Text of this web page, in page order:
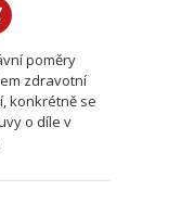
poměry
zdravotní
konkrétně se
o díle v